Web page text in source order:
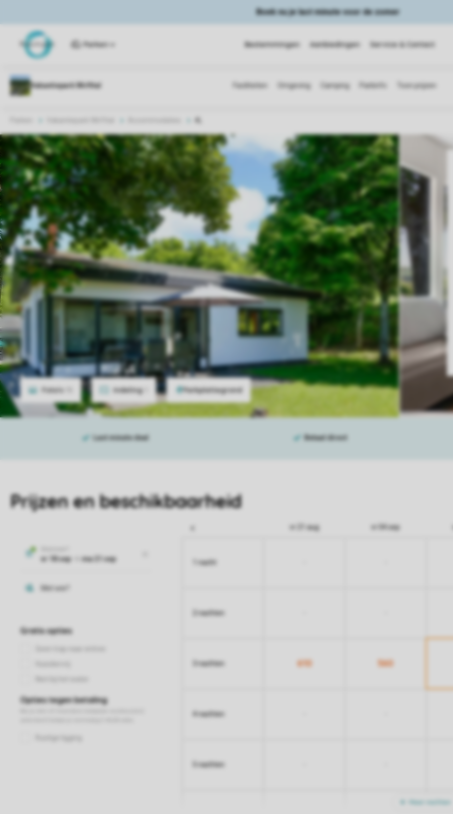
Boek nu je last minute voor de zomer
Parken Bestemmingen Aanbiedingen Service & Contact
Foto's Indeling
Prijzen en beschikbaarheid
vr 21 aug vr 04 sep
1 nacht
2 nachten
3 nachten 610 560
4 nachten
5 nachten